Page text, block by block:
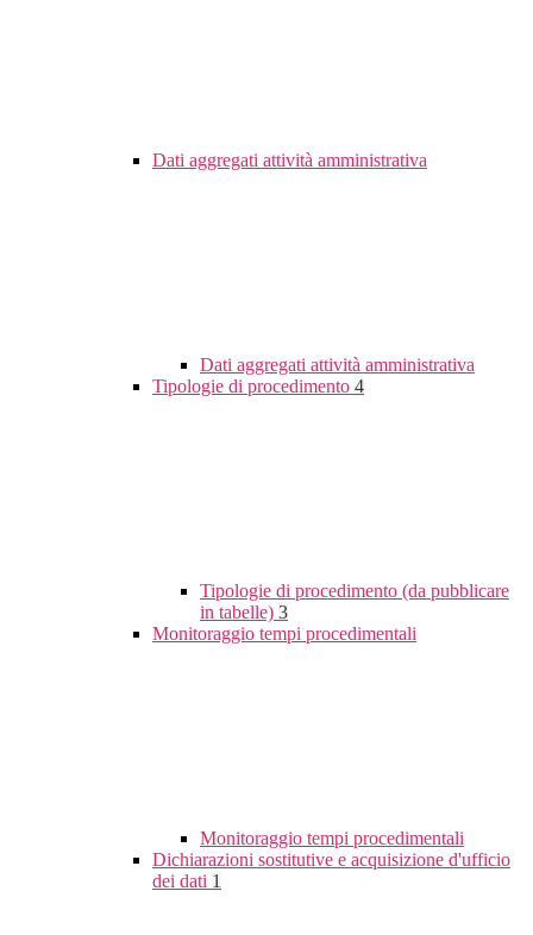
Dati aggregati attività amministrativa
Dati aggregati attività amministrativa
Tipologie di procedimento 4
Tipologie di procedimento (da pubblicare
in tabelle) 3
Monitoraggio tempi procedimentali
Monitoraggio tempi procedimentali
Dichiarazioni sostitutive e acquisizione d'ufficio
dei dati 1